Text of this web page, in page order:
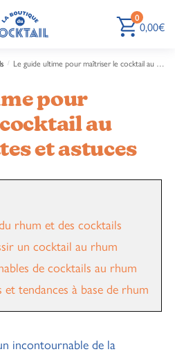
0
0,00€
/ Le guide ultime pour maîtriser le cocktail au rhum : recettes et astuces
pour
au
et astuces
rhum et des cocktails
un cocktail au rhum
de cocktails au rhum
tendances à base de rhum
incontournable de la